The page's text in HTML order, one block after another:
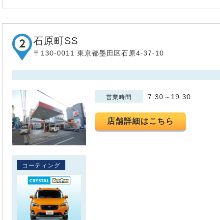
石原町SS
〒130-0011 東京都墨田区石原4-37-10
営業時間 7:30～19:30
店舗詳細はこちら
コーティング